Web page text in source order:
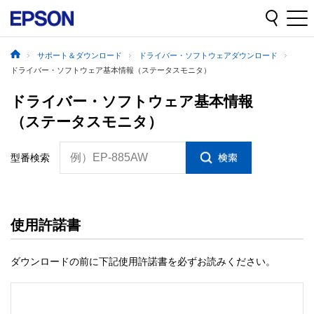
サポート＆ダウンロード
ドライバー・ソフトウェアダウンロード
ドライバー・ソフトウェア基本情報（ステータスモニタ）
ドライバー・ソフトウェア基本情報
（ステータスモニタ）
型番検索 例）EP-885AW
使用許諾書
ダウンロードの前に下記使用許諾書を必ずお読みください。